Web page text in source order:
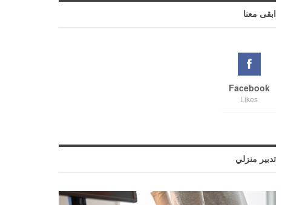
ابقى معنا
Facebook
Likes
تدبير منزلي